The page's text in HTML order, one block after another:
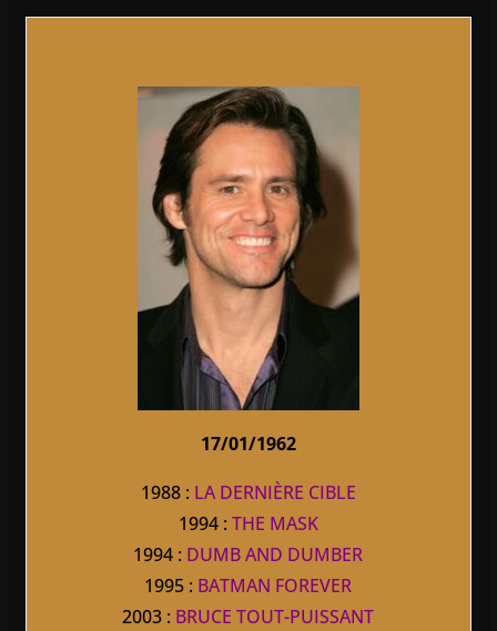
17/01/1962
1988 : LA DERNIÈRE CIBLE
1994 : THE MASK
1994 : DUMB AND DUMBER
1995 : BATMAN FOREVER
2003 : BRUCE TOUT-PUISSANT